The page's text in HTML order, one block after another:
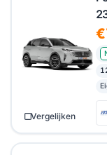
Vergelijken